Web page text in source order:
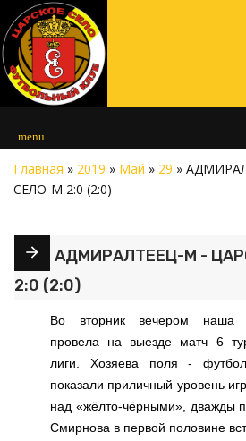
menu
Главная » 2019 » Май » 29 »
СЕЛО-М 2:0 (2:0)
АДМИРАЛТЕЕЦ-М -
2:0 (2:0)
Во вторник вечером наша
провела на выезде матч 6
лиги. Хозяева поля -
показали приличный уровень
над «жёлто-чёрными», дважды
Смирнова в первой половине